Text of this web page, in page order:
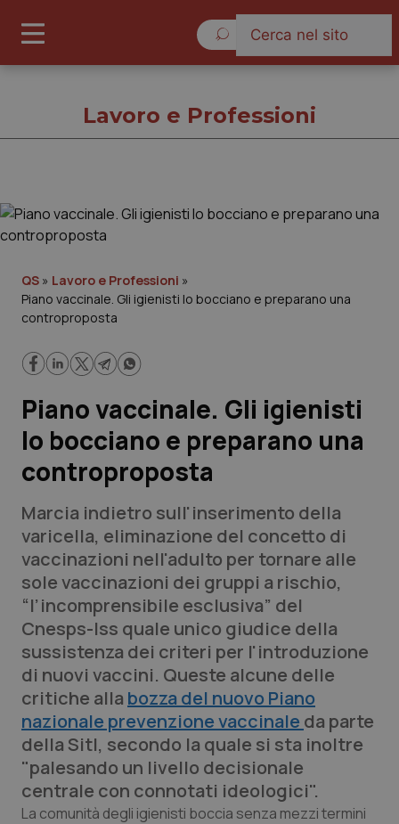
Governo e Parlamento
Regioni e Asl
Lavoro e Professioni
Scienza e Farmaci
Studi e Analisi
Lettere al direttore
Edizioni Regionali
QS Pro
Professionisti Sanitari.AI
Abruzzo
Basilicata
Calabria
QS Pro Gold
Artrite & artrosi
Asma & BPCO
QS Club Newsletter
Lavoro e Professioni
QS » Lavoro e Professioni »
Piano vaccinale. Gli igienisti lo bocciano e preparano una
controproposta
Piano vaccinale. Gli igienisti
lo bocciano e preparano una
controproposta
Marcia indietro sull'inserimento della
varicella, eliminazione del concetto di
vaccinazioni nell'adulto per tornare alle
sole vaccinazioni dei gruppi a rischio,
“l’incomprensibile esclusiva” del
Cnesps-Iss quale unico giudice della
sussistenza dei criteri per l'introduzione
di nuovi vaccini. Queste alcune delle
critiche alla bozza del nuovo Piano
nazionale prevenzione vaccinale da parte
della SitI, secondo la quale si sta inoltre
"palesando un livello decisionale
centrale con connotati ideologici".
La comunità degli igienisti boccia senza mezzi termini